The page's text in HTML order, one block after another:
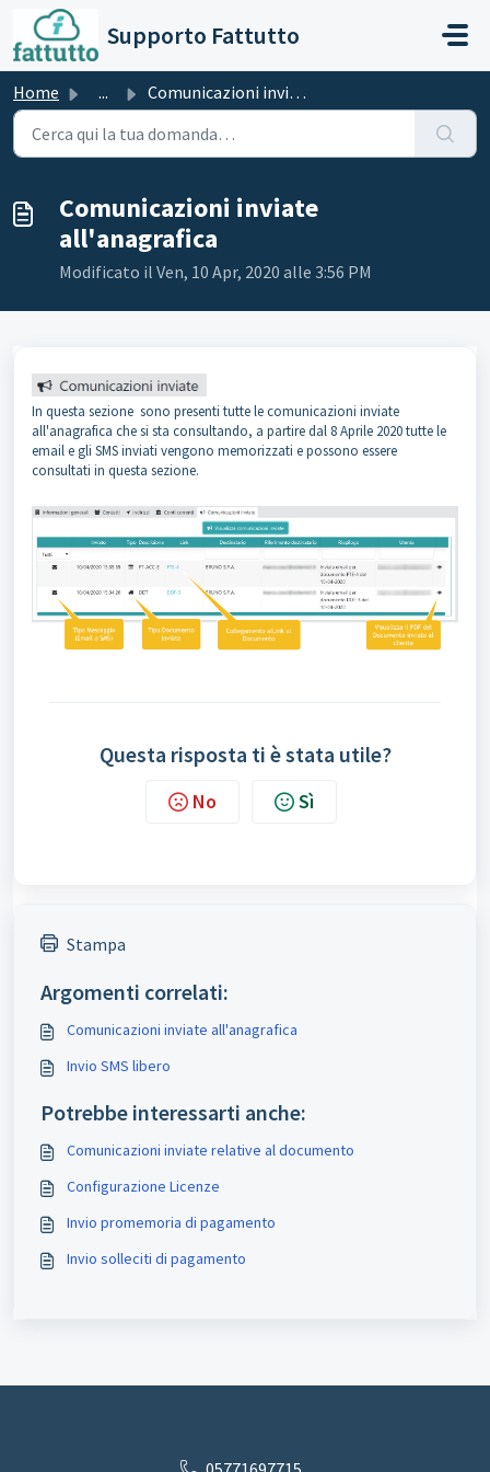
Salta al contenuto principale
Supporto Fattutto
Home ... Comunicazioni inviate all'anagrafica
Comunicazioni inviate
all'anagrafica
Modificato il Ven, 10 Apr, 2020 alle 3:56 PM
In questa sezione sono presenti tutte le comunicazioni inviate
all'anagrafica che si sta consultando, a partire dal 8 Aprile 2020 tutte le
email e gli SMS inviati vengono memorizzati e possono essere
consultati in questa sezione.
Questa risposta ti è stata utile?
No Sì
Stampa
Argomenti correlati:
Comunicazioni inviate all'anagrafica
Invio SMS libero
Potrebbe interessarti anche:
Comunicazioni inviate relative al documento
Configurazione Licenze
Invio promemoria di pagamento
Invio solleciti di pagamento